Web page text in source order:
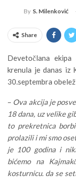
By S. Milenković
Share
Devetočlana
krenula je danas iz
30.septembra
– Ova akcija je
18 dana, uz velike
to prekretnica
prolazili i mi smo
je 100 godina i
bićemo na
kosturnicu. da se